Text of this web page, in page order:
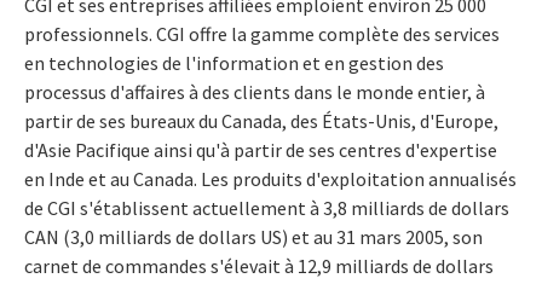
professionnels. CGI offre la gamme complète des services
en technologies de l'information et en gestion des
processus d'affaires à des clients dans le monde entier, à
partir de ses bureaux du Canada, des États-Unis, d'Europe,
d'Asie Pacifique ainsi qu'à partir de ses centres d'expertise
en Inde et au Canada. Les produits d'exploitation annualisés
de CGI s'établissent actuellement à 3,8 milliards de dollars
CAN (3,0 milliards de dollars US) et au 31 mars 2005, son
carnet de commandes s'élevait à 12,9 milliards de dollars